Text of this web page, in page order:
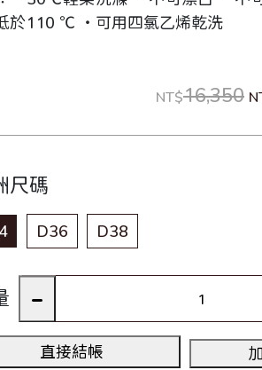
於110 ℃ ‧可用四氯乙烯乾洗
NT$16,350
尺碼
D36 D38
直接結帳